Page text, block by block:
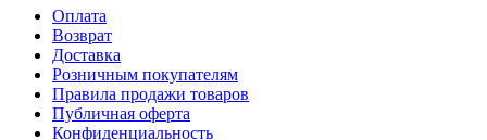
Оплата
Возврат
Доставка
Розничным покупателям
Правила продажи товаров
Публичная оферта
Конфиденциальность